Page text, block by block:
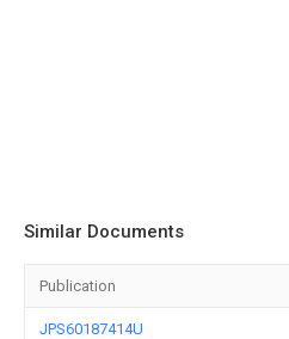
Similar Documents
Publication
JPS60187414U